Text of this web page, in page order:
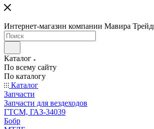
Интернет-магазин компании Мавира
Каталог
По всему сайту
По каталогу
Каталог
Запчасти
Запчасти для вездеходов
ГТСМ, ГАЗ-34039
Бобр